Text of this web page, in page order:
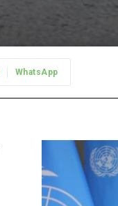
WhatsApp